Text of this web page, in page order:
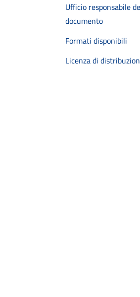
Ufficio responsabile
documento
Formati disponibili
Licenza di